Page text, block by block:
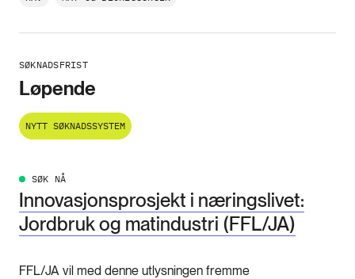
SØKNADSFRIST
Løpende
NYTT SØKNADSSYSTEM
SØK NÅ
Innovasjonsprosjekt i næringslivet:
Jordbruk og matindustri (FFL/JA)
FFL/JA vil med denne utlysningen fremme